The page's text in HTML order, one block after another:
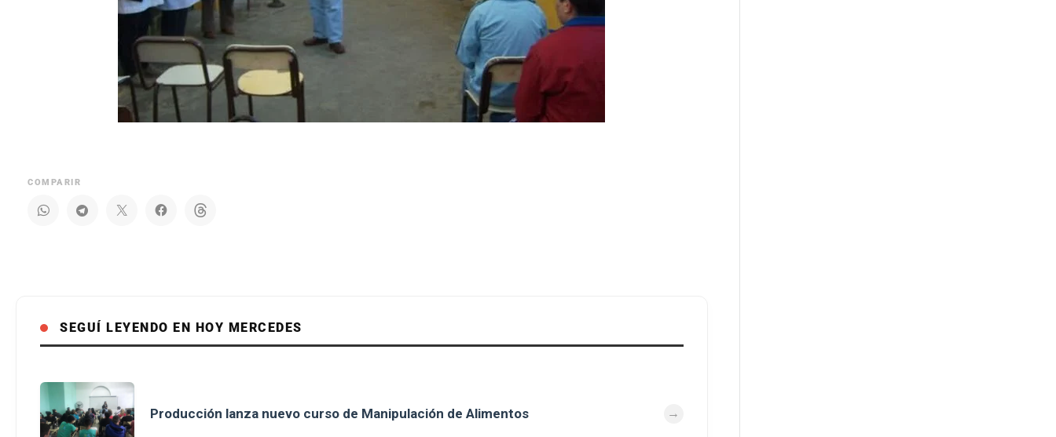
COMPARIR
SEGUÍ LEYENDO EN HOY MERCEDES
Producción lanza nuevo curso de Manipulación de Alimentos